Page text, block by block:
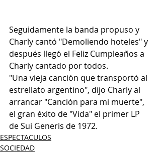
Seguidamente la banda propuso y
Charly cantó "Demoliendo hoteles" y
después llegó el Feliz Cumpleaños a
Charly cantado por todos.
"Una vieja canción que transportó al
estrellato argentino", dijo Charly al
arrancar "Canción para mi muerte",
el gran éxito de "Vida" el primer LP
de Sui Generis de 1972.
ESPECTACULOS
SOCIEDAD